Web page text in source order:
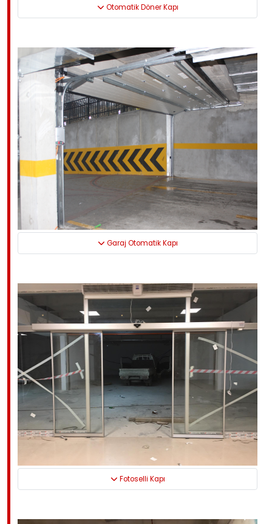
Otomatik Döner Kapı
Garaj Otomatik Kapı
Fotoselli Kapı